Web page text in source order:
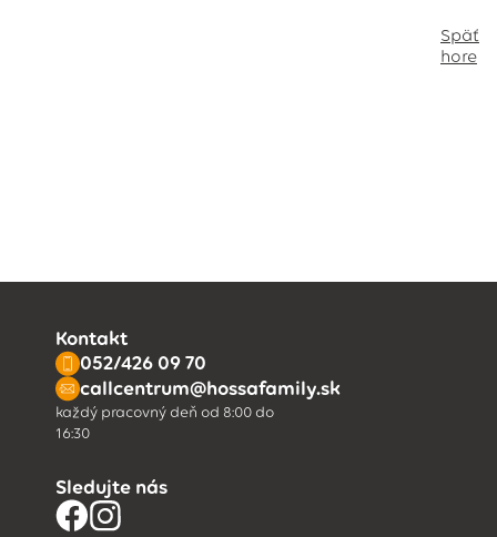
Späť
hore
Kontakt
052/426 09 70
callcentrum@hossafamily.sk
každý pracovný deň od 8:00 do
16:30
Sledujte nás